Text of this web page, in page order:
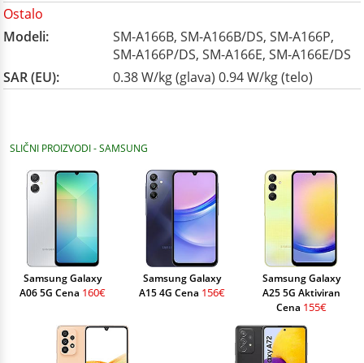
Ostalo
Modeli:
SM-A166B, SM-A166B/DS, SM-A166P,
SM-A166P/DS, SM-A166E, SM-A166E/DS
SAR (EU):
0.38 W/kg (glava) 0.94 W/kg (telo)
SLIČNI PROIZVODI - SAMSUNG
Samsung Galaxy
A06 5G Cena 160€
Samsung Galaxy
A15 4G Cena 156€
Samsung Galaxy
A25 5G Aktiviran
Cena 155€